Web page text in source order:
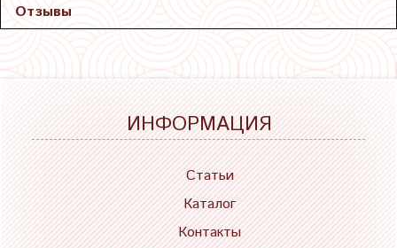
Отзывы
ИНФОРМАЦИЯ
Статьи
Каталог
Контакты